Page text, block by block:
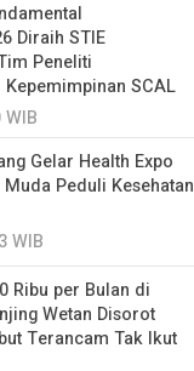
Diraih STIE
Peneliti
SCAL
Gelar Health Expo
Peduli Kesehatan
WIB
Ribu per Bulan di
Wetan Disorot
Terancam Tak Ikut